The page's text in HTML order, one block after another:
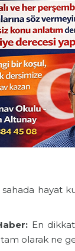
sahada
En
olarak ne